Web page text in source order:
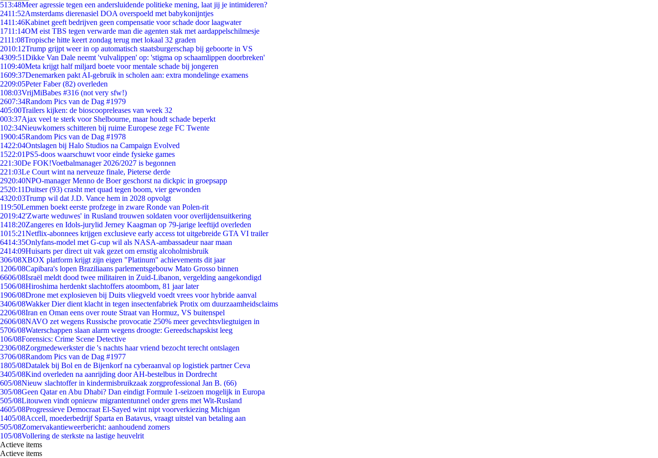
513:48Meer agressie tegen een andersluidende politieke mening, laat jij je intimideren?
2411:52Amsterdams dierenasiel DOA overspoeld met babykonijntjes
1411:46Kabinet geeft bedrijven geen compensatie voor schade door laagwater
1711:14OM eist TBS tegen verwarde man die agenten stak met aardappelschilmesje
2111:08Tropische hitte keert zondag terug met lokaal 32 graden
2010:12Trump grijpt weer in op automatisch staatsburgerschap bij geboorte in VS
4309:51Dikke Van Dale neemt 'vulvalippen' op: 'stigma op schaamlippen doorbreken'
1109:40Meta krijgt half miljard boete voor mentale schade bij jongeren
1609:37Denemarken pakt AI-gebruik in scholen aan: extra mondelinge examens
2209:05Peter Faber (82) overleden
108:03VrijMiBabes #316 (not very sfw!)
2607:34Random Pics van de Dag #1979
405:00Trailers kijken: de bioscoopreleases van week 32
003:37Ajax veel te sterk voor Shelbourne, maar houdt schade beperkt
102:34Nieuwkomers schitteren bij ruime Europese zege FC Twente
1900:45Random Pics van de Dag #1978
1422:04Ontslagen bij Halo Studios na Campaign Evolved
1522:01PS5-doos waarschuwt voor einde fysieke games
221:30De FOK!Voetbalmanager 2026/2027 is begonnen
221:03Le Court wint na nerveuze finale, Pieterse derde
2920:40NPO-manager Menno de Boer geschorst na dickpic in groepsapp
2520:11Duitser (93) crasht met quad tegen boom, vier gewonden
4320:03Trump wil dat J.D. Vance hem in 2028 opvolgt
119:50Lemmen boekt eerste profzege in zware Ronde van Polen-rit
2019:42'Zwarte weduwes' in Rusland trouwen soldaten voor overlijdensuitkering
1418:20Zangeres en Idols-jurylid Jerney Kaagman op 79-jarige leeftijd overleden
1015:21Netflix-abonnees krijgen exclusieve early access tot uitgebreide GTA VI trailer
6414:35Onlyfans-model met G-cup wil als NASA-ambassadeur naar maan
2414:09Huisarts per direct uit vak gezet om ernstig alcoholmisbruik
306/08XBOX platform krijgt zijn eigen "Platinum" achievements dit jaar
1206/08Capibara's lopen Braziliaans parlementsgebouw Mato Grosso binnen
6606/08Israël meldt dood twee militairen in Zuid-Libanon, vergelding aangekondigd
1506/08Hiroshima herdenkt slachtoffers atoombom, 81 jaar later
1906/08Drone met explosieven bij Duits vliegveld voedt vrees voor hybride aanval
3406/08Wakker Dier dient klacht in tegen insectenfabriek Protix om duurzaamheidsclaims
2206/08Iran en Oman eens over route Straat van Hormuz, VS buitenspel
2606/08NAVO zet wegens Russische provocatie 250% meer gevechtsvliegtuigen in
5706/08Waterschappen slaan alarm wegens droogte: Gereedschapskist leeg
106/08Forensics: Crime Scene Detective
2306/08Zorgmedewerkster die 's nachts haar vriend bezocht terecht ontslagen
3706/08Random Pics van de Dag #1977
1805/08Datalek bij Bol en de Bijenkorf na cyberaanval op logistiek partner Ceva
3405/08Kind overleden na aanrijding door AH-bestelbus in Dordrecht
605/08Nieuw slachtoffer in kindermisbruikzaak zorgprofessional Jan B. (66)
305/08Geen Qatar en Abu Dhabi? Dan eindigt Formule 1-seizoen mogelijk in Europa
505/08Litouwen vindt opnieuw migrantentunnel onder grens met Wit-Rusland
4605/08Progressieve Democraat El-Sayed wint nipt voorverkiezing Michigan
1405/08Accell, moederbedrijf Sparta en Batavus, vraagt uitstel van betaling aan
505/08Zomervakantieweerbericht: aanhoudend zomers
105/08Vollering de sterkste na lastige heuvelrit
Actieve items
Actieve items